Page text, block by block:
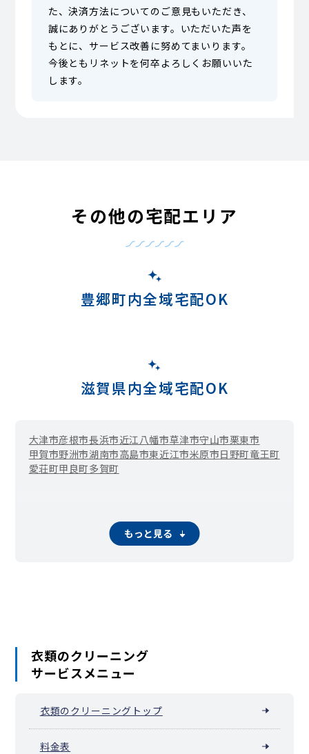
た、決済方法についてのご意見もいただき、
誠にありがとうございます。いただいた声を
もとに、サービス改善に努めてまいります。
今後ともリネットを何卒よろしくお願いいた
します。
その他の宅配エリア
豊郷町内全域宅配OK
滋賀県内全域宅配OK
大津市彦根市長浜市近江八幡市草津市守山市栗東市
甲賀市野洲市湖南市高島市東近江市米原市日野町竜王町
愛荘町甲良町多賀町
もっと見る
衣類のクリーニング
サービスメニュー
衣類のクリーニングトップ
料金表